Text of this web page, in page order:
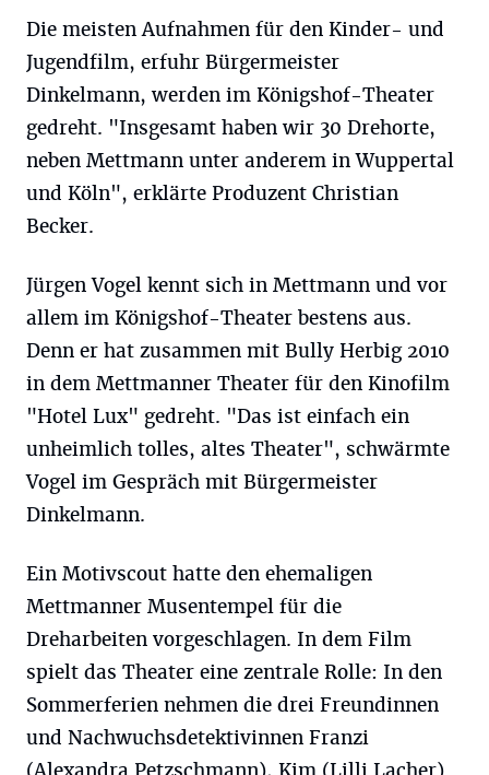
Die meisten Aufnahmen für den Kinder- und
Jugendfilm, erfuhr Bürgermeister
Dinkelmann, werden im Königshof-Theater
gedreht. "Insgesamt haben wir 30 Drehorte,
neben Mettmann unter anderem in Wuppertal
und Köln", erklärte Produzent Christian
Becker.
Jürgen Vogel kennt sich in Mettmann und vor
allem im Königshof-Theater bestens aus.
Denn er hat zusammen mit Bully Herbig 2010
in dem Mettmanner Theater für den Kinofilm
"Hotel Lux" gedreht. "Das ist einfach ein
unheimlich tolles, altes Theater", schwärmte
Vogel im Gespräch mit Bürgermeister
Dinkelmann.
Ein Motivscout hatte den ehemaligen
Mettmanner Musentempel für die
Dreharbeiten vorgeschlagen. In dem Film
spielt das Theater eine zentrale Rolle: In den
Sommerferien nehmen die drei Freundinnen
und Nachwuchsdetektivinnen Franzi